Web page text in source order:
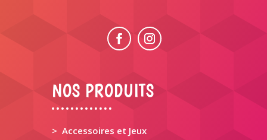
NOS PRODUITS
> Accessoires et Jeux